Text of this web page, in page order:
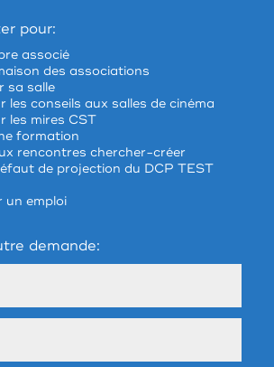
pour:
associé
des associations
sa salle
les conseils aux salles de cinéma
les mires CST
formation
rencontres chercher-créer
de projection du DCP TEST
un emploi
demande: